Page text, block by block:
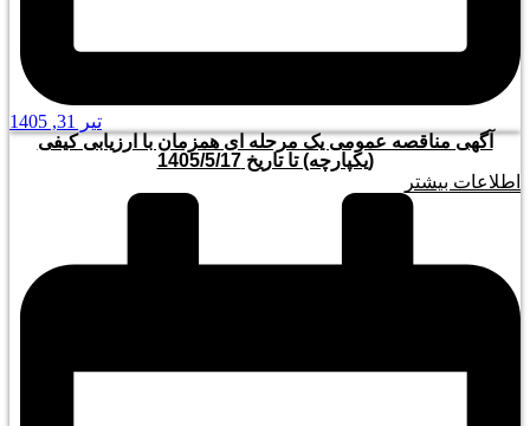
تیر 31, 1405
آگهی مناقصه عمومی یک مرحله ای همزمان با ارزیابی کیفی
(یکپارچه) تا تاریخ 1405/5/17
اطلاعات بیشتر